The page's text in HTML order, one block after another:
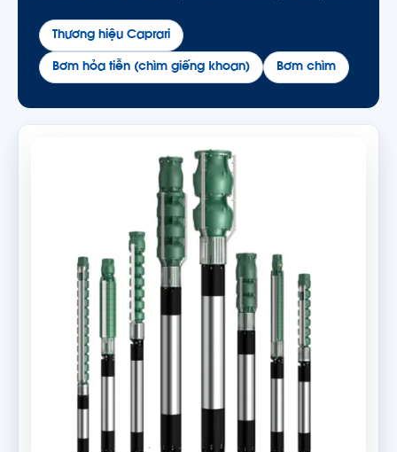
Thương hiệu Caprari
Bơm hỏa tiễn (chìm giếng khoan) Bơm chìm